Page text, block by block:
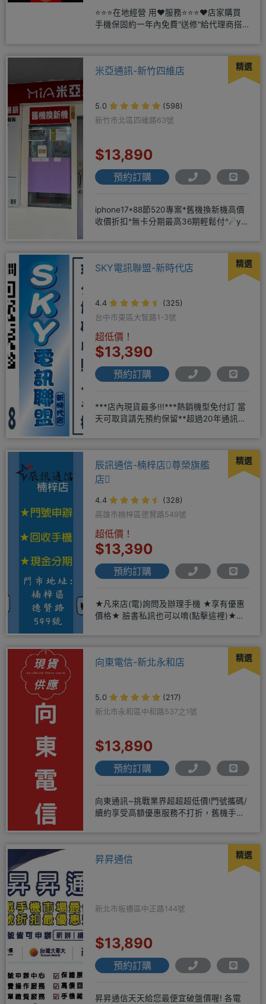
⭐⭐⭐在地經營 用❤️服務⭐⭐⭐❤️店家購買
手機保固約一年內免費"送修"給代理商搭
精選
米亞通訊-新竹四維店
5.0
(598)
新竹市北區四維路63號
$13,890
預約訂購
iphone17*88節520專案*舊機換新機高價
收價折扣^無卡分期最高36期輕鬆付^☄y
精選
SKY電訊聯盟-新時代店
4.4
(325)
台中市東區大智路1-3號
超低價！
$13,390
預約訂購
***店內現貨最多!!!***熱銷機型免付訂 當
天可取貨請先預約保留**超過20年通訊經
精選
辰訊通信-楠梓店尊榮旗艦
店
4.4
(328)
高雄市楠梓區德賢路549號
超低價！
$13,390
預約訂購
★凡來店(電)詢問及辦理手機 ★享有優惠
價格★ 臉書私訊也可以唷(點擊這裡)★免
精選
向東電信-新北永和店
5.0
(217)
新北市永和區中和路537之1號
$13,890
預約訂購
向東通訊~挑戰業界超超超低價!門號攜碼/
續約享受高額優惠服務不打折，舊機手機
精選
昇昇通信
新北市板橋區中正路144號
$13,890
預約訂購
昇昇通信天天給您最便宜破盤價喔! 各電